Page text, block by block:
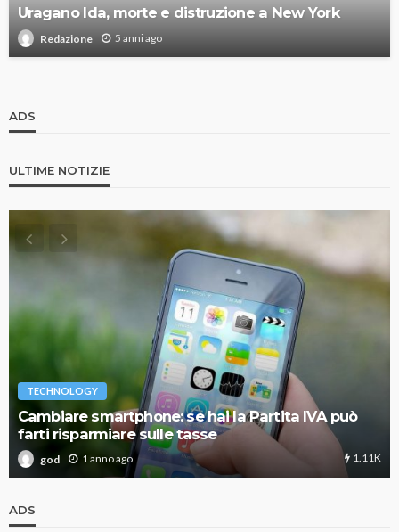
Uragano Ida, morte e distruzione a New York
Redazione 5 anni ago
ADS
ULTIME NOTIZIE
TECHNOLOGY
Cambiare smartphone: se hai la Partita IVA può
farti risparmiare sulle tasse
god 1 anno ago 1.11K
ADS